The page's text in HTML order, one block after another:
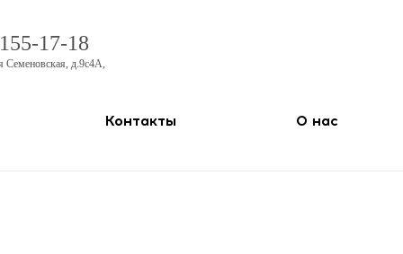
17-18
Семеновская, д.9с4А,
Контакты О нас